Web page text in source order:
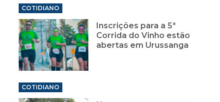
COTIDIANO
Inscrições para a 5ª
Corrida do Vinho estão
abertas em Urussanga
COTIDIANO